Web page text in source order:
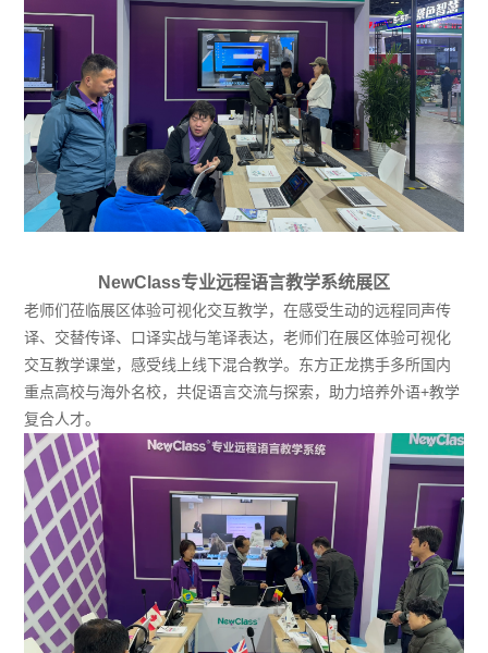
NewClass专业远程语言教学系统展区
老师们莅临展区体验可视化交互教学，在感受生动的远程同声传
译、交替传译、口译实战与笔译表达，老师们在展区体验可视化
交互教学课堂，感受线上线下混合教学。东方正龙携手多所国内
重点高校与海外名校，共促语言交流与探索，助力培养外语+教学
复合人才。